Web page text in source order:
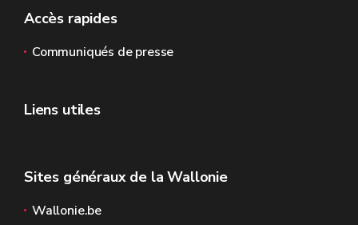
Accès rapides
Communiqués de presse
Liens utiles
Sites généraux de la Wallonie
Wallonie.be